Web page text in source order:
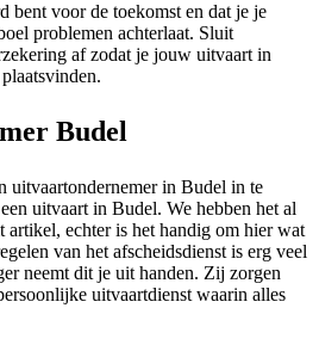
bent voor de toekomst en dat je je
problemen achterlaat. Sluit
af zodat je jouw uitvaart in
Budel
uitvaartondernemer in Budel in te
uitvaart in Budel. We hebben het al
artikel, echter is het handig om hier wat
van het afscheidsdienst is erg veel
neemt dit je uit handen. Zij zorgen
uitvaartdienst waarin alles